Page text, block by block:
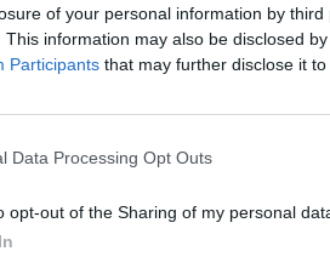
of your personal information by third
This information may also be disclosed
Participants that may further disclose it
Data Processing Opt Outs
opt-out of the Sharing of my personal
settimana che ha
sottoscritto insulti via
rappresentano la
l’astio che c’è nei
e la spregiudicatezza
avuto il coraggio di